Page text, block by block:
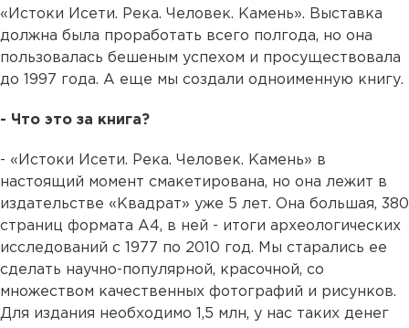
«Истоки Исети. Река. Человек. Камень». Выставка
должна была проработать всего полгода, но она
пользовалась бешеным успехом и просуществовала
до 1997 года. А еще мы создали одноименную книгу.
- Что это за книга?
- «Истоки Исети. Река. Человек. Камень» в
настоящий момент смакетирована, но она лежит в
издательстве «Квадрат» уже 5 лет. Она большая, 380
страниц формата А4, в ней - итоги археологических
исследований с 1977 по 2010 год. Мы старались ее
сделать научно-популярной, красочной, со
множеством качественных фотографий и рисунков.
Для издания необходимо 1,5 млн, у нас таких денег